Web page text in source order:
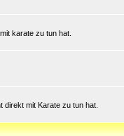
karate zu tun hat.
direkt mit Karate zu tun hat.